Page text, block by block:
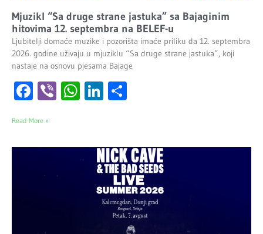
Mjuzikl “Sa druge strane jastuka” sa Bajaginim
hitovima 12. septembra na BELEF-u
Ljubitelji domaće muzike i pozorišta imaće priliku da 12. septembra
2026. godine uživaju u mjuziklu “Sa druge strane jastuka”, koji
nastaje na osnovu pjesama Bajage
Facebook
ViberWhatsApp
LinkedIn
Read More »